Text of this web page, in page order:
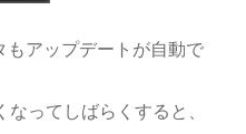
アップデートが自動で
ってしばらくすると、